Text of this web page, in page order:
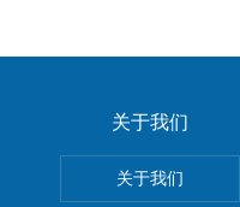
关于我们
关于我们